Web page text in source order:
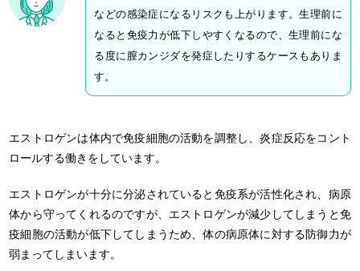
などの感染症になるリスクも上がります。生理前に
なると免疫力が低下しやすくなるので、生理前にな
る度に膣カンジダを発症したりするケースもありま
す。
エストロゲンは体内で免疫細胞の活動を調整し、炎症反応をコント
ロールする働きをしています。
エストロゲンが十分に分泌されていると免疫系が活性化され、病原
体から守ってくれるのですが、エストロゲンが減少してしまうと免
疫細胞の活動が低下してしまうため、体の病原体に対する防御力が
弱まってしまいます。